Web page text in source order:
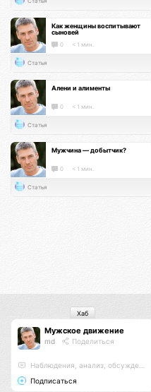
Как женщины воспитывают
сыновей
0 < 1 мин.
Статья
Алени и алименты
0 < 1 мин.
Статья
Мужчина — добытчик?
0 < 1 мин.
Статья
Мужское движение
md Поделиться
Наблюдения, анализ, обсуждения
Подписаться
Хаб